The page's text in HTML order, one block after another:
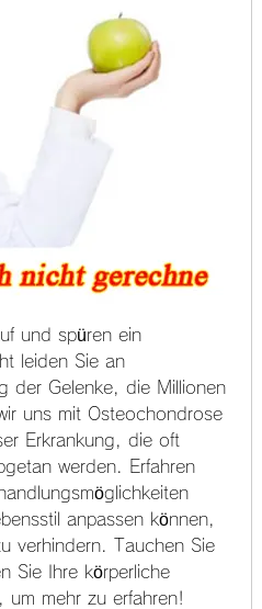
und spüren ein
leiden Sie an
der Gelenke, die Millionen
uns mit Osteochondrose
Erkrankung, die oft
werden. Erfahren
anpassen können,
verhindern. Tauchen Sie
Sie Ihre körperliche
um mehr zu erfahren!